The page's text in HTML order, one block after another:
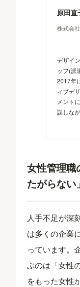
原田直
株式会
デザイ
ッフ(派
2017年
ィブデ
メント
誤しな
女性管理職
たがらな
人手不足が深
は多くの企業
っています。
ぶのは「女性
をもった女性